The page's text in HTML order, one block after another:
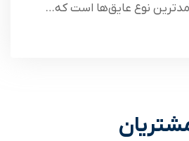
نوع عایق‌ها است که…